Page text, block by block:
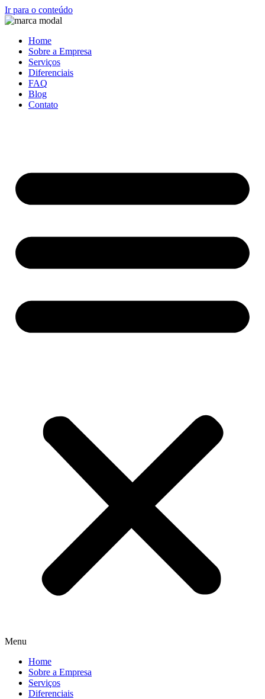
Ir para o conteúdo
Home
Sobre a Empresa
Serviços
Diferenciais
FAQ
Blog
Contato
Menu
Home
Sobre a Empresa
Serviços
Diferenciais